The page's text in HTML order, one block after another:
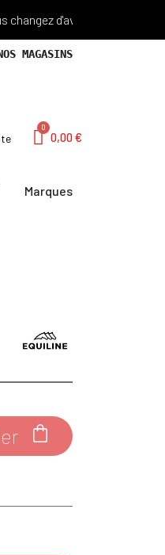
d'avis? Retour Offert
MAGASINS
0,00 €
Marques
